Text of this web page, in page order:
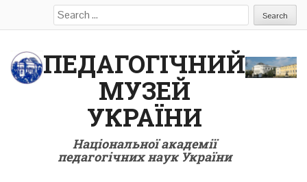
Search
for:
ПЕДАГОГІЧНИЙ
МУЗЕЙ
УКРАЇНИ
Національної академії
педагогічних наук України